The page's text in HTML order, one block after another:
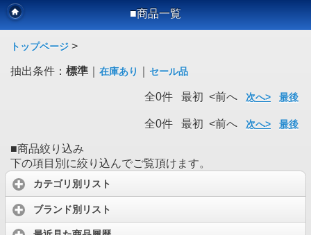
■商品一覧
トップページ >
抽出条件： 標準 在庫あり セール品
全0件 最初 <前へ 次へ> 最後
全0件 最初 <前へ 次へ> 最後
■商品絞り込み
下の項目別に絞り込んでご覧頂けます。
カテゴリ別リスト
ブランド別リスト